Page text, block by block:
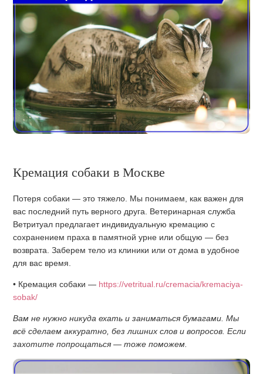
Кремация собаки в Москве
Потеря собаки — это тяжело. Мы понимаем, как важен для
вас последний путь верного друга. Ветеринарная служба
Ветритуал предлагает индивидуальную кремацию с
сохранением праха в памятной урне или общую — без
возврата. Заберем тело из клиники или от дома в удобное
для вас время.
• Кремация собаки — https://vetritual.ru/cremacia/kremaciya-
sobak/
Вам не нужно никуда ехать и заниматься бумагами. Мы
всё сделаем аккуратно, без лишних слов и вопросов. Если
захотите попрощаться — тоже поможем.